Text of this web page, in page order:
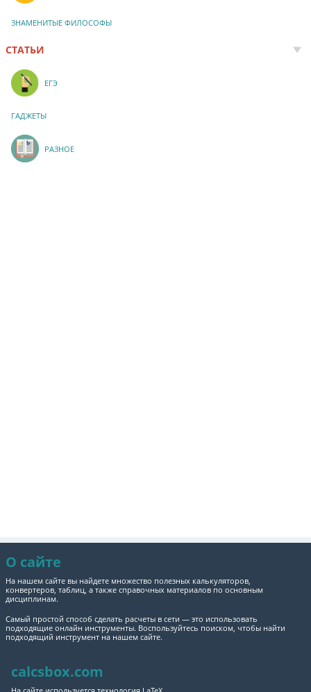
ЗНАМЕНИТЫЕ ФИЛОСОФЫ
СТАТЬИ
ЕГЭ
ГАДЖЕТЫ
РАЗНОЕ
О сайте
На нашем сайте вы найдете множество полезных калькуляторов,
конвертеров, таблиц, а также справочных материалов по основным
дисциплинам.
Самый простой способ сделать расчеты в сети — это использовать
подходящие онлайн инструменты. Воспользуйтесь поиском, чтобы найти
подходящий инструмент на нашем сайте.
calcsbox.com